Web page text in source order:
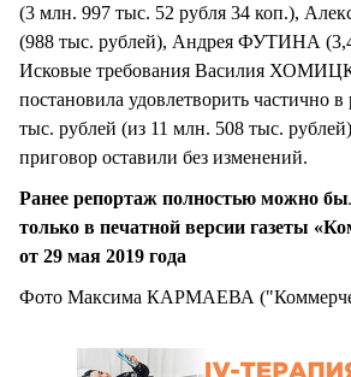
(3 млн. 997 тыс. 52 рубля 34 коп.),
(988 тыс. рублей), Андрея ФУТИНА
Исковые требования Василия
постановила удовлетворить частично
тыс. рублей (из 11 млн. 508 тыс.
приговор оставили без изменений.
Ранее репортаж полностью можно
только в печатной версии газеты
от 29 мая 2019 года
Фото Максима КАРМАЕВА